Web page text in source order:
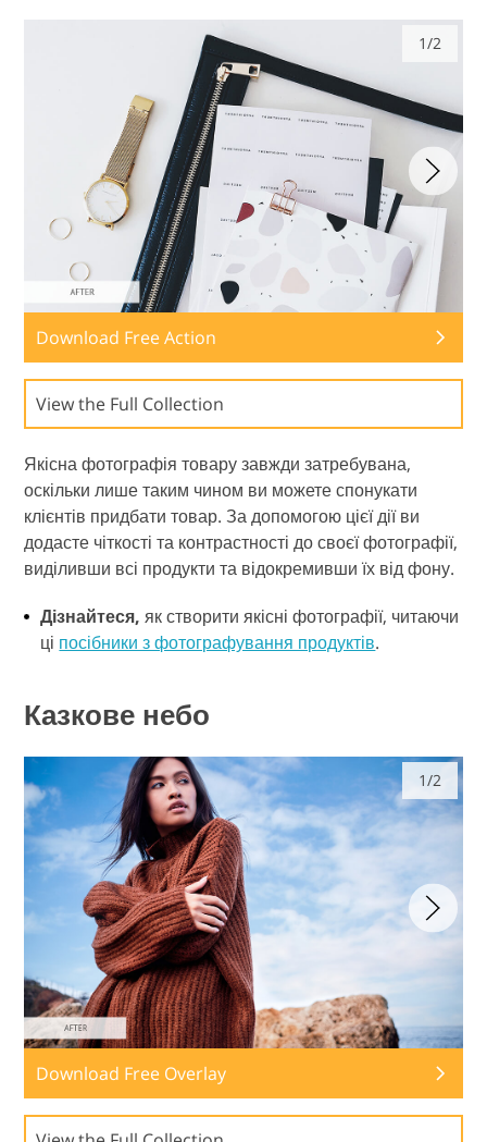
1/2
Download Free Action
View the Full Collection
Якісна фотографія товару завжди затребувана,
оскільки лише таким чином ви можете спонукати
клієнтів придбати товар. За допомогою цієї дії ви
додасте чіткості та контрастності до своєї фотографії,
виділивши всі продукти та відокремивши їх від фону.
Дізнайтеся, як створити якісні фотографії, читаючи
ці посібники з фотографування продуктів.
Казкове небо
1/2
Download Free Overlay